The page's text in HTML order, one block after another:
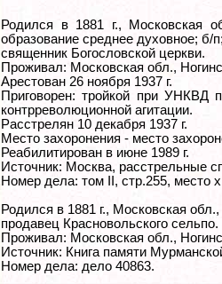
Родился в 1881 г., Московская
образование среднее духовное; б/
священник Богословской церкви.
Проживал: Московская обл.,
Арестован 26 ноября 1937 г.
Приговорен: тройкой при УНКВД
контрреволюционной агитации.
Расстрелян 10 декабря 1937 г.
Место захоронения - место
Реабилитирован в июне 1989 г.
Источник: Москва, расстрельные
Номер дела: том II, стр.255, место
Родился в 1881 г., Московская
продавец Красновольского сельпо.
Проживал: Московская обл.,
Источник: Книга памяти
Номер дела: дело 40863.